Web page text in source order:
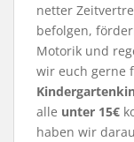
netter
befolgen,
Motorik und
wir euch gerne
alle unter 15€
haben wir